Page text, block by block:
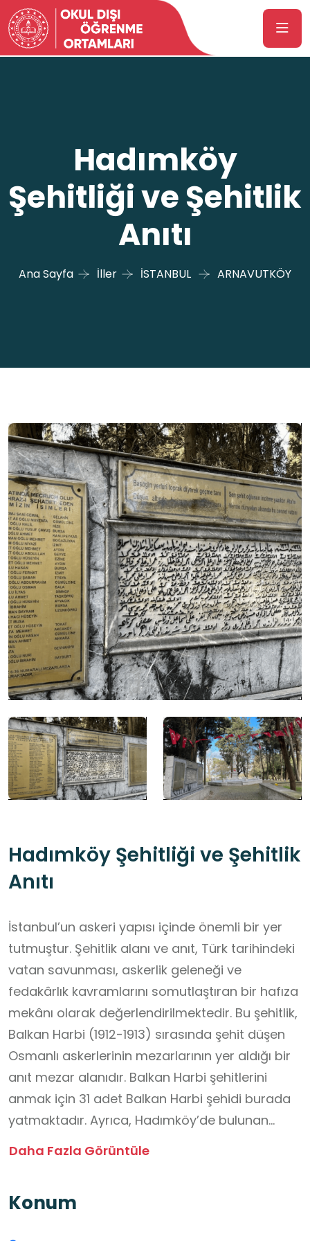
Hadımköy
Şehitliği ve Şehitlik
Anıtı
Ana Sayfa İller İSTANBUL ARNAVUTKÖY
Hadımköy Şehitliği ve Şehitlik
Anıtı
İstanbul’un askeri yapısı içinde önemli bir yer
tutmuştur. Şehitlik alanı ve anıt, Türk tarihindeki
vatan savunması, askerlik geleneği ve
fedakârlık kavramlarını somutlaştıran bir hafıza
mekânı olarak değerlendirilmektedir. Bu şehitlik,
Balkan Harbi (1912-1913) sırasında şehit düşen
Osmanlı askerlerinin mezarlarının yer aldığı bir
anıt mezar alanıdır. Balkan Harbi şehitlerini
anmak için 31 adet Balkan Harbi şehidi burada
yatmaktadır. Ayrıca, Hadımköy’de bulunan
Hadımköy Askeri Hastanesi’nde vefat eden
şehit mezarı bulunmaktadır. Bu şehitlerden 6’sı
Daha Fazla Görüntüle
Konum